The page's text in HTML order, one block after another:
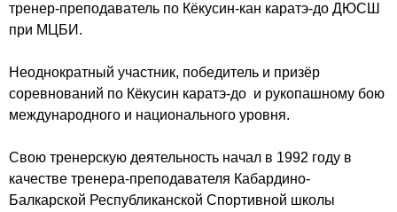
тренер-преподаватель по Кёкусин-кан каратэ-до ДЮСШ
при МЦБИ.
Неоднократный участник, победитель и призёр
соревнований по Кёкусин каратэ-до и рукопашному бою
международного и национального уровня.
Свою тренерскую деятельность начал в 1992 году в
качестве тренера-преподавателя Кабардино-
Балкарской Республиканской Спортивной школы